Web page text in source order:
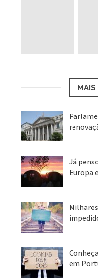
MAIS
Já
Europa
em